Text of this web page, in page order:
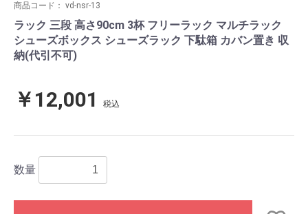
商品コード： vd-nsr-13
ラック 三段 高さ90cm 3杯 フリーラック マルチラック
シューズボックス シューズラック 下駄箱 カバン置き 収
納(代引不可)
￥12,001 税込
数量